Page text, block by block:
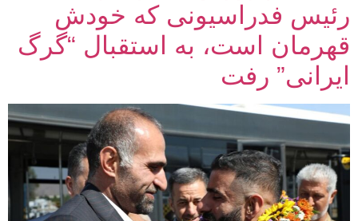
رئیس فدراسیونی که خودش
قهرمان است، به استقبال “گرگ
ایرانی” رفت